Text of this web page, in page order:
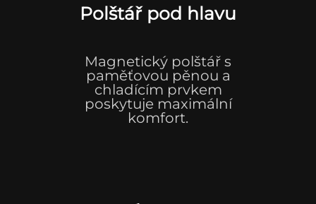
Polštář pod hlavu
Magnetický polštář s
paměťovou pěnou a
chladícím prvkem
poskytuje maximální
komfort.